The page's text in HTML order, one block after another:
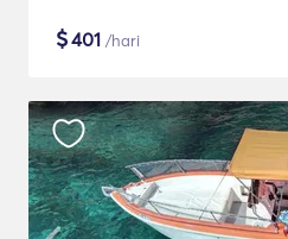
$401 /hari